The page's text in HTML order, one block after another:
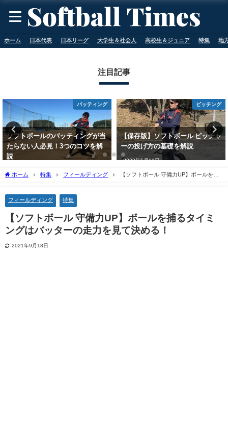
ホーム 日本代表 日本リーグ 大学生＆社会人 高校生＆ジュニア 特集 地
注目記事
バッティング
ングが当
コツを解
ピッチング
【保存版】ソフトボール ピッチャ
ーの投げ方の基礎を解説
2023年5月11日
【2022年版】ソフト
選ぶおすすめグロー
ホーム 特集 フィールディング
【ソフトボール 守備力UP】ボールを捕
フィールディング 特集
【ソフトボール 守備力UP】ボールを捕るタイミ
ングはバッターの走力を見て決める！
2021年9月18日